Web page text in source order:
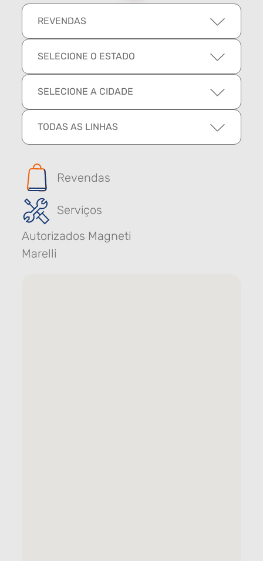
REVENDAS
SELECIONE O ESTADO
SELECIONE A CIDADE
TODAS AS LINHAS
Revendas
Serviços
Autorizados Magneti
Marelli